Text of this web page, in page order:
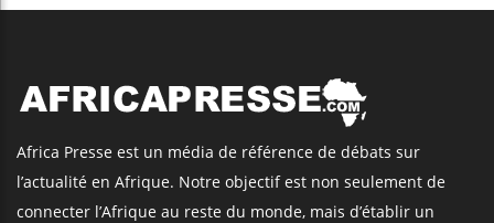
Africa Presse est un média de référence de débats sur
l’actualité en Afrique. Notre objectif est non seulement de
connecter l’Afrique au reste du monde, mais d’établir un